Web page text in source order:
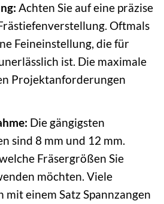
Achten Sie auf eine präzise
Oftmals
Feineinstellung, die für
ist. Die maximale
Projektanforderungen
Die gängigsten
sind 8 mm und 12 mm.
Fräsergrößen Sie
möchten. Viele
einem Satz Spannzangen